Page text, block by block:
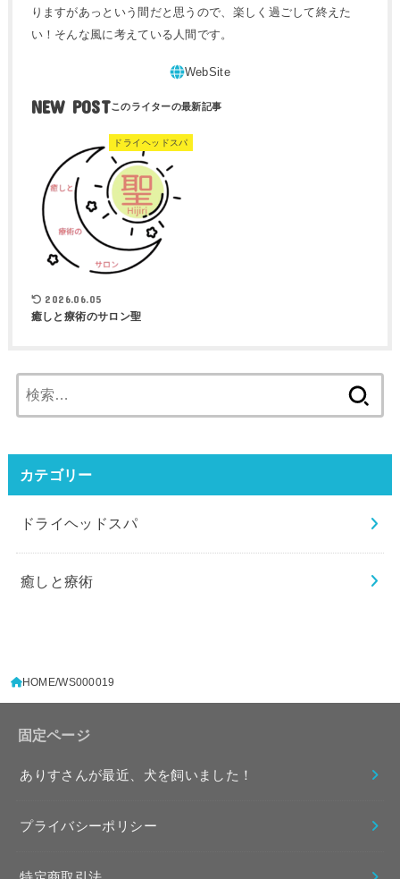
りますがあっという間だと思うので、楽しく過ごして終えた
い！そんな風に考えている人間です。
NEW POST
ドライヘッドスパ
2026.06.05
癒しと療術のサロン聖
索:
カテゴリー
ドライヘッドスパ
癒しと療術
HOME WS000019
固定ページ
ありすさんが最近、犬を飼いました！
プライバシーポリシー